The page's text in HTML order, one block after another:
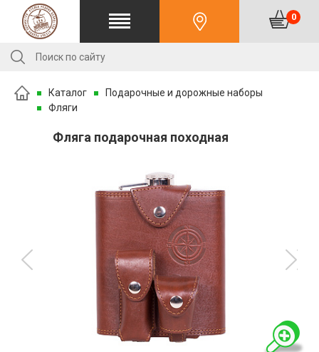
0
Каталог
Подарочные и дорожные наборы
Фляги
Фляга подарочная походная